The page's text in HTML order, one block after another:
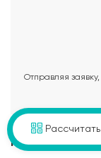
Рассчитать
Отправляя
Похожие